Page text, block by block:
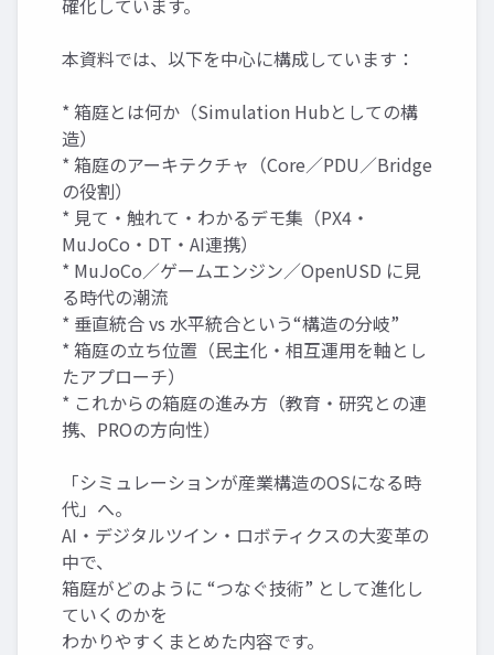
確化しています。
本資料では、以下を中心に構成しています：
* 箱庭とは何か（Simulation Hubとしての構
造）
* 箱庭のアーキテクチャ（Core／PDU／Bridge
の役割）
* 見て・触れて・わかるデモ集（PX4・
MuJoCo・DT・AI連携）
* MuJoCo／ゲームエンジン／OpenUSD に見
る時代の潮流
* 垂直統合 vs 水平統合という“構造の分岐”
* 箱庭の立ち位置（民主化・相互運用を軸とし
たアプローチ）
* これからの箱庭の進み方（教育・研究との連
携、PROの方向性）
「シミュレーションが産業構造のOSになる時
代」へ。
AI・デジタルツイン・ロボティクスの大変革の
中で、
箱庭がどのように “つなぐ技術” として進化し
ていくのかを
わかりやすくまとめた内容です。